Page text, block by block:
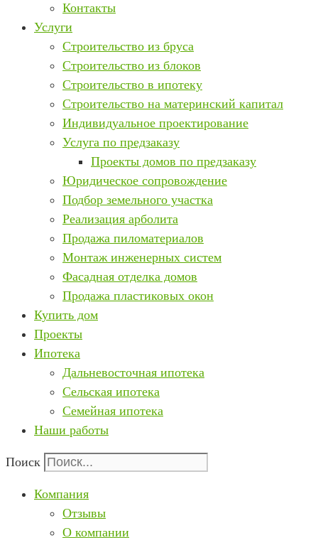
Контакты
Услуги
Строительство из бруса
Строительство из блоков
Строительство в ипотеку
Строительство на материнский капитал
Индивидуальное проектирование
Услуга по предзаказу
Проекты домов по предзаказу
Юридическое сопровождение
Подбор земельного участка
Реализация арболита
Продажа пиломатериалов
Монтаж инженерных систем
Фасадная отделка домов
Продажа пластиковых окон
Купить дом
Проекты
Ипотека
Дальневосточная ипотека
Сельская ипотека
Семейная ипотека
Наши работы
Поиск
Компания
Отзывы
О компании